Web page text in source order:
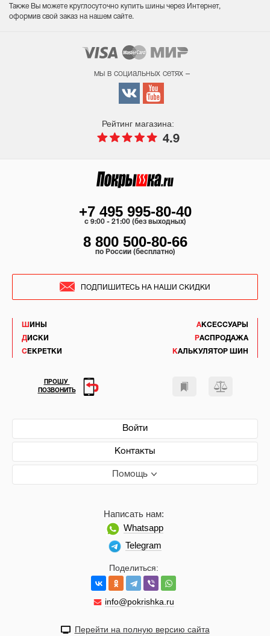
Также Вы можете круглосуточно купить шины через Интернет,
оформив свой заказ на нашем сайте.
мы в социальных сетях –
Рейтинг магазина:
4.9
ШИНЫ
ДИСКИ
СЕКРЕТКИ
АКСЕССУАРЫ
РАСПРОДАЖА
КАЛЬКУЛЯТОР ШИН
Войти
Контакты
Помощь
Поделиться:
info@pokrishka.ru
Написать нам:
Whatsapp
Telegram
+7 495 995-80-40
c 9:00 - 21:00 (без выходных)
8 800 500-80-66
по России (бесплатно)
ПОДПИШИТЕСЬ НА НАШИ СКИДКИ
ПРОШУ
ПОЗВОНИТЬ
Перейти на полную версию сайта